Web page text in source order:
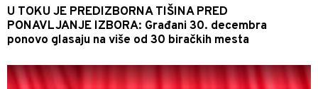
U TOKU JE PREDIZBORNA TIŠINA PRED
PONAVLJANJE IZBORA: Građani 30. decembra
ponovo glasaju na više od 30 biračkih mesta